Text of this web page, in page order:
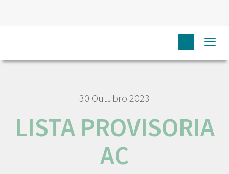
30 Outubro 2023
LISTA PROVISORIA
AC